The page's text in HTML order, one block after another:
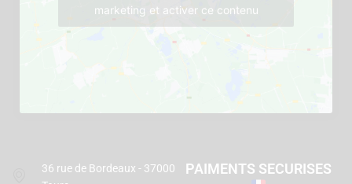
marketing et activer ce contenu
36 rue de Bordeaux - 37000
PAIMENTS SECURISES